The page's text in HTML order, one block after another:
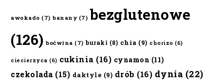
awokado (7) banany (7) bezglutenowe
(126) boćwina (7) buraki (8) chia (9) chorizo (6)
ciecierzyca (6) cukinia (16) cynamon (11)
czekolada (15) daktyle (9) drób (16) dynia (22)